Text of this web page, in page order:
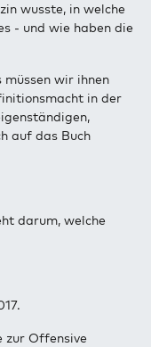
wusste, in welche
- und wie haben die
wir ihnen
in der
auf das Buch
darum, welche
zur Offensive